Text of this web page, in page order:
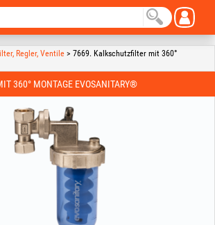
Regler, Ventile > 7669. Kalkschutzfilter mit 360°
360° MONTAGE EVOSANITARY®